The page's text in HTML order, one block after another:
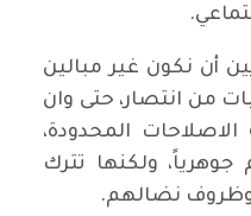
أن نكون غير مبالين
من انتصار، حتى وان
المحدودة،
جوهرياً، ولكنها تترك
وظروف نضالهم.